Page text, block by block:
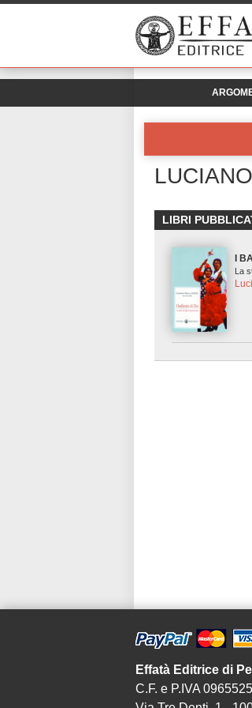
LIBRI
I
La
Effatà Editrice di
C.F. e P.IVA